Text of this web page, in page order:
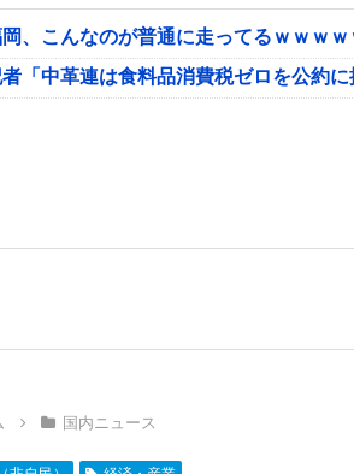
岡、こんなのが普通に走ってるｗｗｗ
者「中革連は食料品消費税ゼロを公約
国内ニュース